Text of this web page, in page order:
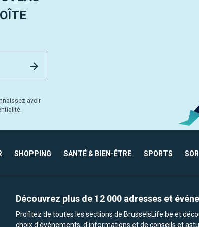
avoir
SHOPPING SANTÉ & BIEN-ÊTRE SPORTS
Découvrez plus de 12 000 adresses et
Profitez de toutes les sections de BrusselsLife.be et
choix d'événements, d'informations et de conseils et